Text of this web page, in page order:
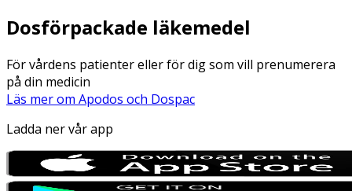
Dosförpackade läkemedel
För vårdens patienter eller för dig som vill prenumerera
på din medicin
Läs mer om Apodos och Dospac
Ladda ner vår app